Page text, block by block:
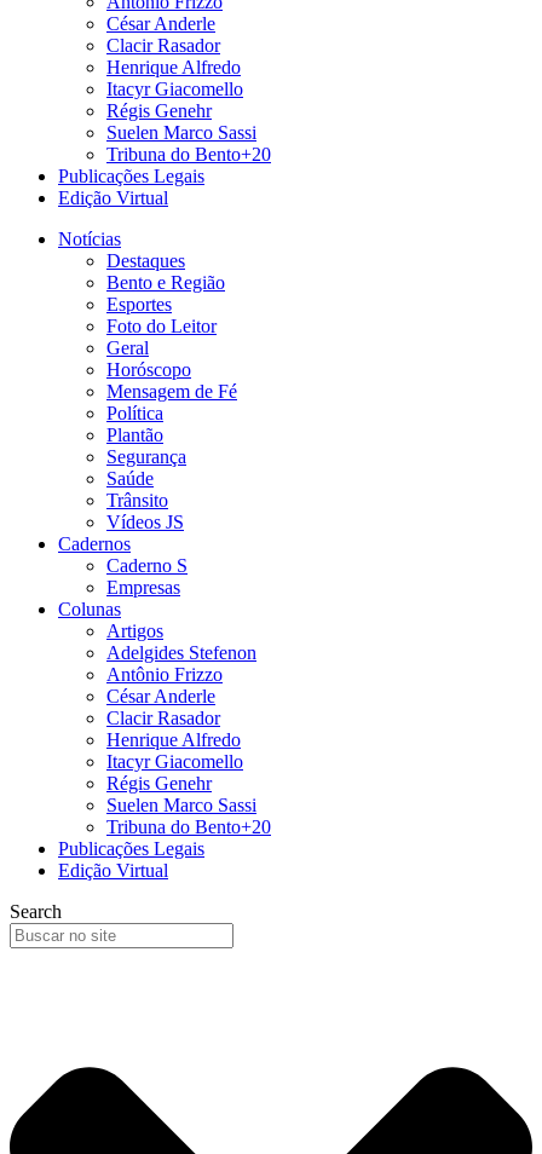
César Anderle
Clacir Rasador
Henrique Alfredo
Itacyr Giacomello
Régis Genehr
Suelen Marco Sassi
Tribuna do Bento+20
Publicações Legais
Edição Virtual
Notícias
Destaques
Bento e Região
Esportes
Foto do Leitor
Geral
Horóscopo
Mensagem de Fé
Política
Plantão
Segurança
Saúde
Trânsito
Vídeos JS
Cadernos
Caderno S
Empresas
Colunas
Artigos
Adelgides Stefenon
Antônio Frizzo
César Anderle
Clacir Rasador
Henrique Alfredo
Itacyr Giacomello
Régis Genehr
Suelen Marco Sassi
Tribuna do Bento+20
Publicações Legais
Edição Virtual
Search